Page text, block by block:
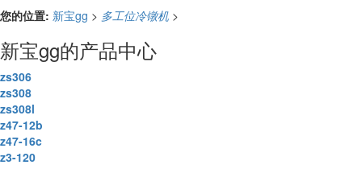
您的位置: 新宝gg > 多工位冷镦机 >
新宝gg的产品中心
zs306
zs308
zs308l
z47-12b
z47-16c
z3-120